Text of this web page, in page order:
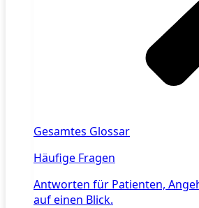
Gesamtes Glossar
Häufige Fragen
Antworten für Patienten,
auf einen Blick.